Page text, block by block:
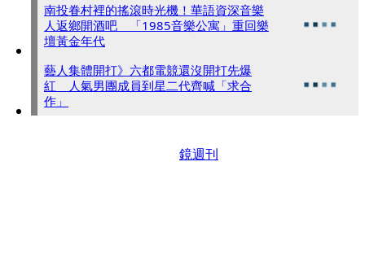
南投眷村裡的搖滾時光機！華語資深音樂
人返鄉開酒吧 「1985音樂公寓」重回樂
壇黃金年代
藝人集體開打》六都電競還沒開打先爆
紅 人氣男團成員到星二代齊喊「求合
作」
鏡週刊